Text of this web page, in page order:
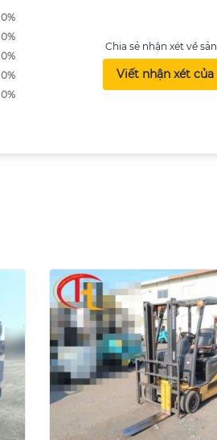
0%
0%
0%
0%
0%
Chia sẻ nhận xét về
Viết nhận xét của